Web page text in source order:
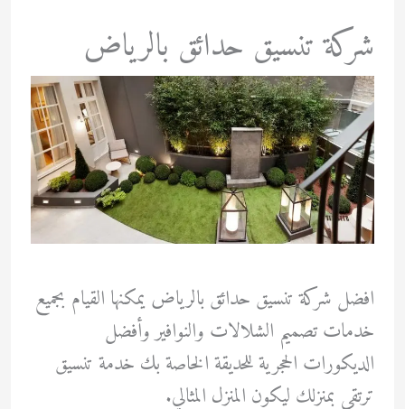
شركة تنسيق حدائق بالرياض
افضل شركة تنسيق حدائق بالرياض يمكنها القيام بجميع
خدمات تصميم الشلالات والنوافير وأفضل
الديكورات الحجرية للحديقة الخاصة بك خدمة تنسيق
ترتقي بمنزلك ليكون المنزل المثالي.